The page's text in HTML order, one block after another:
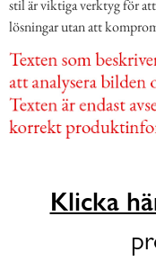
stil är viktiga verktyg för
lösningar utan att
Klicka